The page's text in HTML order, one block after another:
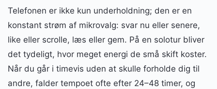
Telefonen er ikke kun underholdning; den er en
konstant strøm af mikrovalg: svar nu eller senere,
like eller scrolle, læs eller gem. På en solotur bliver
det tydeligt, hvor meget energi de små skift koster.
Når du går i timevis uden at skulle forholde dig til
andre, falder tempoet ofte efter 24–48 timer, og